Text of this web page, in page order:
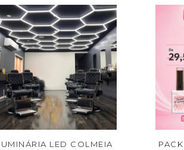
LED COLMEIA